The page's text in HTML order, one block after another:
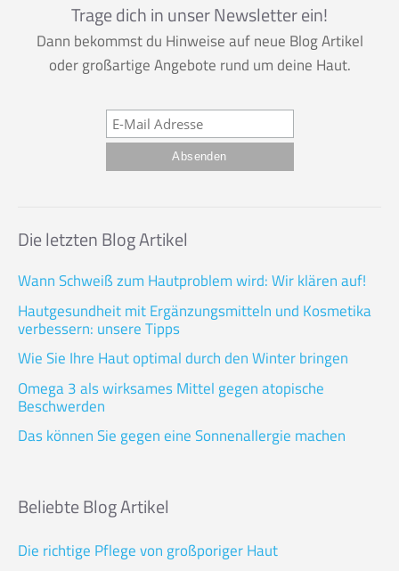
Trage dich in unser Newsletter ein!
Dann bekommst du Hinweise auf neue Blog Artikel
oder großartige Angebote rund um deine Haut.
Die letzten Blog Artikel
Wann Schweiß zum Hautproblem wird: Wir klären auf!
Hautgesundheit mit Ergänzungsmitteln und Kosmetika
verbessern: unsere Tipps
Wie Sie Ihre Haut optimal durch den Winter bringen
Omega 3 als wirksames Mittel gegen atopische
Beschwerden
Das können Sie gegen eine Sonnenallergie machen
Beliebte Blog Artikel
Die richtige Pflege von großporiger Haut